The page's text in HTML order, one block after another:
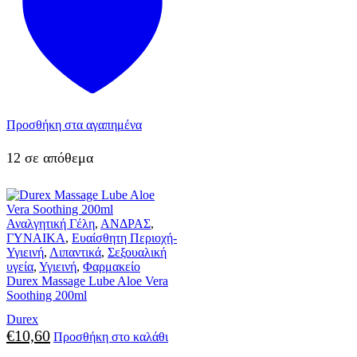
Προσθήκη στα αγαπημένα
12 σε απόθεμα
Αναλγητική Γέλη, ΑΝΔΡΑΣ,
ΓΥΝΑΙΚΑ, Ευαίσθητη Περιοχή-
Υγιεινή, Λιπαντικά, Σεξουαλική
υγεία, Υγιεινή, Φαρμακείο
Durex Massage Lube Aloe Vera
Soothing 200ml
Durex
€10,60 Προσθήκη στο καλάθι